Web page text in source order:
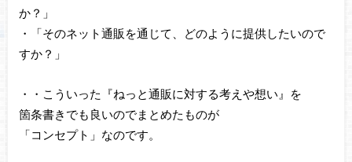
か？」
・「そのネット通販を通じて、どのように提供したいので
すか？」
・・こういった『ねっと通販に対する考えや想い』を
箇条書きでも良いのでまとめたものが
「コンセプト」なのです。